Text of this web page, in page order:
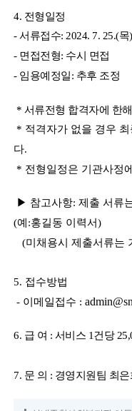
4. 전형일정
- 서류접수: 2024. 7. 25.(
- 면접전형: 수시 면접
- 임용예정일: 추후 조정
* 서류전형 합격자에 한
* 적격자가 없을 경우
다.
* 전형일정은 기관사정
▶ 참고사항: 제출 서류
(예:홍길동 이력서)
(미채용시 제출서류는
5. 접수방법
- 이메일접수 :
6. 급 여 : 서비스 1건당
7. 문 의 : 경영지원팀 최은